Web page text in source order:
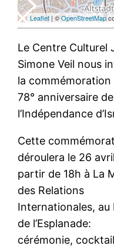
Leaflet | ©OpenStreetMap
Le Centre Culturel
Simone Veil nous
la commémoration
78° anniversaire de
l’Indépendance
Cette
déroulera le 26
partir de 18h à La
des Relations
Internationales, au
de l’Esplanade:
cérémonie,